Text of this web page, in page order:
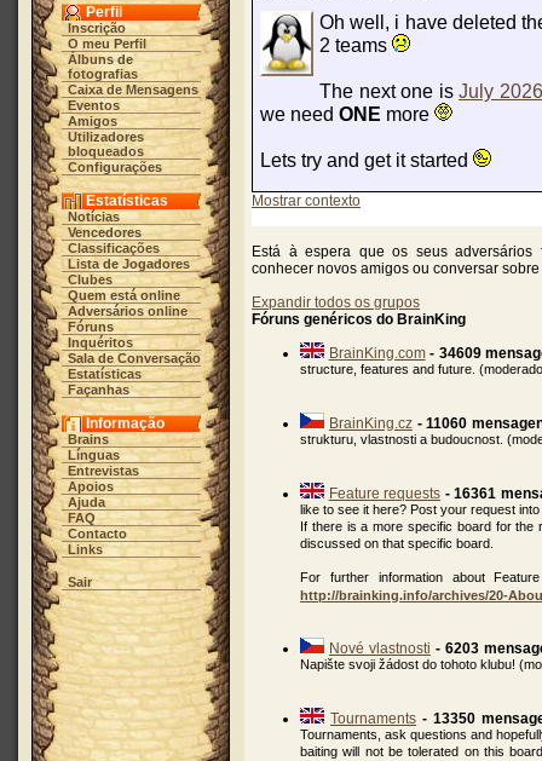
Perfil
Inscrição
O meu Perfil
Álbuns de
fotografias
Caixa de Mensagens
Eventos
Amigos
Utilizadores
bloqueados
Configurações
Estatísticas
Notícias
Vencedores
Classificações
Lista de Jogadores
Clubes
Quem está online
Adversários online
Fóruns
Inquéritos
Sala de Conversação
Estatísticas
Façanhas
Informação
Brains
Línguas
Entrevistas
Apoios
Ajuda
FAQ
Contacto
Links
Sair
Oh well, i have deleted
2 teams
The next one isJuly
we need ONE more
Lets try and get it started
Mostrar contexto
Está à espera que os seus
conhecer novos amigos ou conversar
Expandir todos os grupos
Fóruns genéricos do BrainKing
BrainKing.com - 34609
structure, features and future.
BrainKing.cz - 11060
strukturu, vlastnosti a budoucnost.
Feature requests - 16361
like to see it here? Post your request
If there is a more specific board for the
discussed on that specific board.
For further information about
http://brainking.info/archives/20-
Nové vlastnosti - 6203
Napište svoji žádost do tohoto klubu!
Tournaments - 13350
Tournaments, ask questions and
baiting will not be tolerated on this